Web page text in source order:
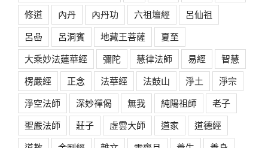
修道
內丹 內丹功 六祖壇經
呂仙祖
呂喦
呂洞賓 地藏王菩薩
夏至
大乘妙法蓮華經
彌陀 慧律法師 易經
智慧
楞嚴經
正念 法華經 法鼓山 淨土
淨宗
淨空法師
深妙禪偈 無我 純陽祖師
老子
聖嚴法師
莊子 虛雲大師 道家
道德經